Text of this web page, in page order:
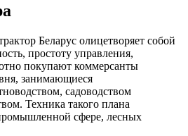
Беларус олицетворяет собой
простоту управления,
покупают коммерсанты
занимающиеся
садоводством
Техника такого плана
сфере, лесных